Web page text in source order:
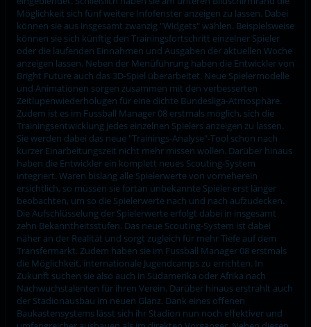
Möglichkeit sich fünf weitere Infofenster anzeigen zu lassen. Dabei
können sie aus insgesamt zwanzig "Widgets" wählen. Beispielsweise
können sie sich künftig den Trainingsfortschritt einzelner Spieler
oder die laufenden Einnahmen und Ausgaben der aktuellen Woche
anzeigen lassen. Neben der Menüführung haben die Entwickler von
Bright Future auch das 3D-Spiel überarbeitet. Neue Spielermodelle
und Animationen sorgen zusammen mit den verbesserten
Zeitlupenwiederholugen für eine dichte Bundesliga-Atmosphäre.
Zudem ist es im Fussball Manager 08 erstmals möglich, sich die
Trainingsentwicklung jedes einzelnen Spielers anzeigen zu lassen.
Sie werden dabei das neue "Trainings-Analyse"-Tool schon nach
kurzer Einarbeitungszeit nicht mehr missen wollen. Darüber hinaus
haben die Entwickler ein komplett neues Scouting-System
integriert. Waren bislang alle Spielerwerte von vorneherein
ersichtlich, so müssen sie fortan unbekannte Spieler erst länger
beobachten, um so die Spielerwerte nach und nach aufzudecken.
Die Aufschlüsselung der Spielerwerte erfolgt dabei in insgesamt
zehn Bekanntheitsstufen. Das neue Scouting-System ist dabei
näher an der Realität und sorgt zugleich für mehr Tiefe auf dem
Transfermarkt. Zudem haben sie im Fussball Manager 08 erstmals
die Möglichkeit, internationale Jugendcamps zu errichten. In
Zukunft suchen sie also auch in Südamerika oder Afrika nach
Nachwuchstalenten für ihren Verein. Darüber hinaus erstrahlt auch
der Stadionausbau im neuen Glanz. Dank eines offenen
Baukastensystems lässt sich ihr Stadion nun noch effektiver und